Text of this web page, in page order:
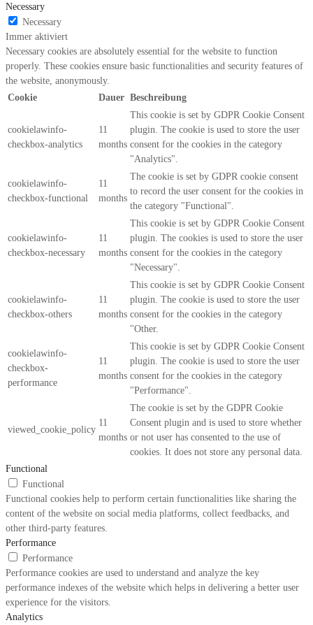
Necessary
Necessary
Immer aktiviert
Necessary cookies are absolutely essential for the website to function
properly. These cookies ensure basic functionalities and security features of
the website, anonymously.
Cookie
Dauer Beschreibung
cookielawinfo-
checkbox-analytics
11
months
This cookie is set by GDPR Cookie Consent
plugin. The cookie is used to store the user
consent for the cookies in the category
"Analytics".
cookielawinfo-
checkbox-functional
11
months
The cookie is set by GDPR cookie consent
to record the user consent for the cookies in
the category "Functional".
cookielawinfo-
checkbox-necessary
11
months
This cookie is set by GDPR Cookie Consent
plugin. The cookies is used to store the user
consent for the cookies in the category
"Necessary".
cookielawinfo-
checkbox-others
11
months
This cookie is set by GDPR Cookie Consent
plugin. The cookie is used to store the user
consent for the cookies in the category
"Other.
cookielawinfo-
checkbox-
performance
11
months
This cookie is set by GDPR Cookie Consent
plugin. The cookie is used to store the user
consent for the cookies in the category
"Performance".
viewed_cookie_policy
11
months
The cookie is set by the GDPR Cookie
Consent plugin and is used to store whether
or not user has consented to the use of
cookies. It does not store any personal data.
Functional
Functional
Functional cookies help to perform certain functionalities like sharing the
content of the website on social media platforms, collect feedbacks, and
other third-party features.
Performance
Performance
Performance cookies are used to understand and analyze the key
performance indexes of the website which helps in delivering a better user
experience for the visitors.
Analytics